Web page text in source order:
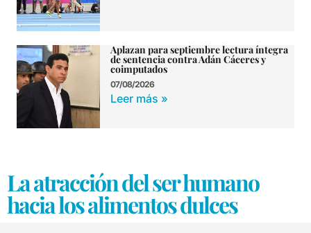
Aplazan para septiembre lectura íntegra
de sentencia contra Adán Cáceres y
coimputados
07/08/2026
Leer más »
La atracción del ser humano
hacia los alimentos dulces